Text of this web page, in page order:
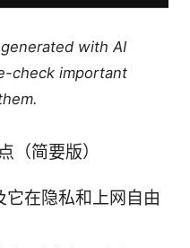
with AI
check important
（简要版）
在隐私和上网自由